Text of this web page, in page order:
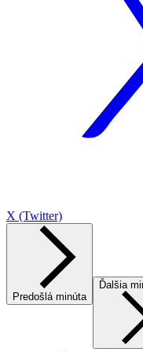
X (Twitter)
Predošlá minúta
Ďalšia